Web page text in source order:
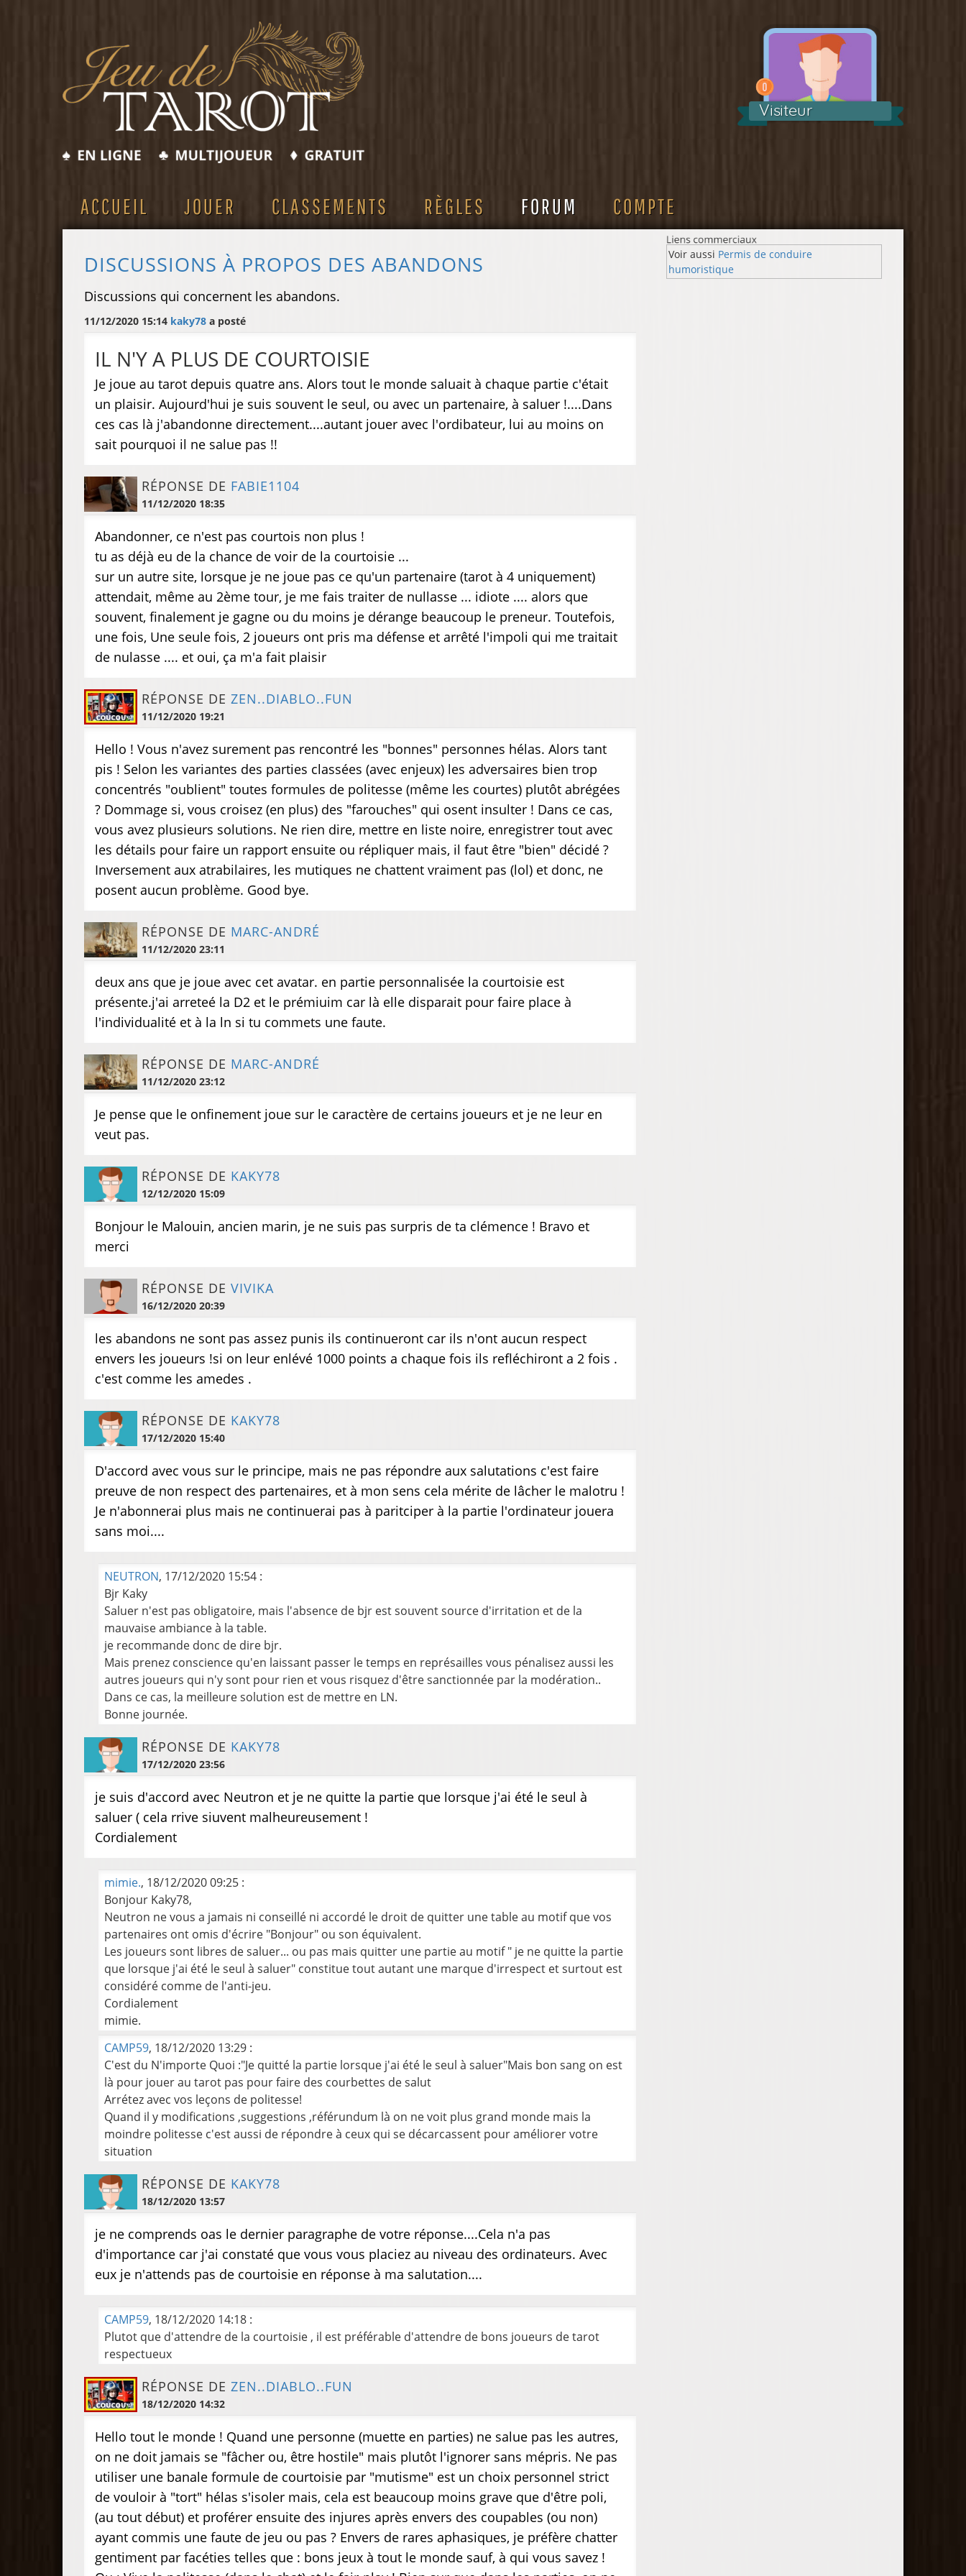
Visiteur
ACCUEIL JOUER CLASSEMENTS RÈGLES FORUM COMPTE
Voir aussi Permis de conduire
humoristique
DISCUSSIONS À PROPOS DES ABANDONS
Discussions qui concernent les abandons.
11/12/2020 15:14 kaky78 a posté
IL N'Y A PLUS DE COURTOISIE
Je joue au tarot depuis quatre ans. Alors tout le monde saluait à chaque partie c'était
un plaisir. Aujourd'hui je suis souvent le seul, ou avec un partenaire, à saluer !....Dans
ces cas là j'abandonne directement....autant jouer avec l'ordibateur, lui au moins on
sait pourquoi il ne salue pas !!
RÉPONSE DE FABIE1104
11/12/2020 18:35
Abandonner, ce n'est pas courtois non plus !
tu as déjà eu de la chance de voir de la courtoisie ...
sur un autre site, lorsque je ne joue pas ce qu'un partenaire (tarot à 4 uniquement)
attendait, même au 2ème tour, je me fais traiter de nullasse ... idiote .... alors que
souvent, finalement je gagne ou du moins je dérange beaucoup le preneur. Toutefois,
une fois, Une seule fois, 2 joueurs ont pris ma défense et arrêté l'impoli qui me traitait
de nulasse .... et oui, ça m'a fait plaisir
RÉPONSE DE ZEN..DIABLO..FUN
11/12/2020 19:21
Hello ! Vous n'avez surement pas rencontré les "bonnes" personnes hélas. Alors tant
pis ! Selon les variantes des parties classées (avec enjeux) les adversaires bien trop
concentrés "oublient" toutes formules de politesse (même les courtes) plutôt abrégées
? Dommage si, vous croisez (en plus) des "farouches" qui osent insulter ! Dans ce cas,
vous avez plusieurs solutions. Ne rien dire, mettre en liste noire, enregistrer tout avec
les détails pour faire un rapport ensuite ou répliquer mais, il faut être "bien" décidé ?
Inversement aux atrabilaires, les mutiques ne chattent vraiment pas (lol) et donc, ne
posent aucun problème. Good bye.
RÉPONSE DE MARC-ANDRÉ
11/12/2020 23:11
deux ans que je joue avec cet avatar. en partie personnalisée la courtoisie est
présente.j'ai arreteé la D2 et le prémiuim car là elle disparait pour faire place à
l'individualité et à la ln si tu commets une faute.
RÉPONSE DE MARC-ANDRÉ
11/12/2020 23:12
Je pense que le onfinement joue sur le caractère de certains joueurs et je ne leur en
veut pas.
RÉPONSE DE KAKY78
12/12/2020 15:09
Bonjour le Malouin, ancien marin, je ne suis pas surpris de ta clémence ! Bravo et
merci
RÉPONSE DE VIVIKA
16/12/2020 20:39
les abandons ne sont pas assez punis ils continueront car ils n'ont aucun respect
envers les joueurs !si on leur enlévé 1000 points a chaque fois ils refléchiront a 2 fois .
c'est comme les amedes .
RÉPONSE DE KAKY78
17/12/2020 15:40
D'accord avec vous sur le principe, mais ne pas répondre aux salutations c'est faire
preuve de non respect des partenaires, et à mon sens cela mérite de lâcher le malotru !
Je n'abonnerai plus mais ne continuerai pas à paritciper à la partie l'ordinateur jouera
sans moi....
NEUTRON, 17/12/2020 15:54 :
Bjr Kaky
Saluer n'est pas obligatoire, mais l'absence de bjr est souvent source d'irritation et de la
mauvaise ambiance à la table.
je recommande donc de dire bjr.
Mais prenez conscience qu'en laissant passer le temps en représailles vous pénalisez aussi les
autres joueurs qui n'y sont pour rien et vous risquez d'être sanctionnée par la modération..
Dans ce cas, la meilleure solution est de mettre en LN.
Bonne journée.
RÉPONSE DE KAKY78
17/12/2020 23:56
je suis d'accord avec Neutron et je ne quitte la partie que lorsque j'ai été le seul à
saluer ( cela rrive siuvent malheureusement !
Cordialement
mimie., 18/12/2020 09:25 :
Bonjour Kaky78,
Neutron ne vous a jamais ni conseillé ni accordé le droit de quitter une table au motif que vos
partenaires ont omis d'écrire "Bonjour" ou son équivalent.
Les joueurs sont libres de saluer... ou pas mais quitter une partie au motif " je ne quitte la partie
que lorsque j'ai été le seul à saluer" constitue tout autant une marque d'irrespect et surtout est
considéré comme de l'anti-jeu.
Cordialement
mimie.
CAMP59, 18/12/2020 13:29 :
C'est du N'importe Quoi :"Je quitté la partie lorsque j'ai été le seul à saluer"Mais bon sang on est
là pour jouer au tarot pas pour faire des courbettes de salut
Arrétez avec vos leçons de politesse!
Quand il y modifications ,suggestions ,référundum là on ne voit plus grand monde mais la
moindre politesse c'est aussi de répondre à ceux qui se décarcassent pour améliorer votre
situation
RÉPONSE DE KAKY78
18/12/2020 13:57
je ne comprends oas le dernier paragraphe de votre réponse....Cela n'a pas
d'importance car j'ai constaté que vous vous placiez au niveau des ordinateurs. Avec
eux je n'attends pas de courtoisie en réponse à ma salutation....
CAMP59, 18/12/2020 14:18 :
Plutot que d'attendre de la courtoisie , il est préférable d'attendre de bons joueurs de tarot
respectueux
RÉPONSE DE ZEN..DIABLO..FUN
18/12/2020 14:32
Hello tout le monde ! Quand une personne (muette en parties) ne salue pas les autres,
on ne doit jamais se "fâcher ou, être hostile" mais plutôt l'ignorer sans mépris. Ne pas
utiliser une banale formule de courtoisie par "mutisme" est un choix personnel strict
de vouloir à "tort" hélas s'isoler mais, cela est beaucoup moins grave que d'être poli,
(au tout début) et proférer ensuite des injures après envers des coupables (ou non)
ayant commis une faute de jeu ou pas ? Envers de rares aphasiques, je préfère chatter
gentiment par facéties telles que : bons jeux à tout le monde sauf, à qui vous savez !